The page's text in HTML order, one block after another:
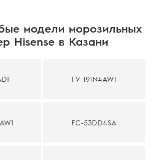
модели морозильных
Hisense в Казани
FV-191N4AW1
FC-53DD4SA